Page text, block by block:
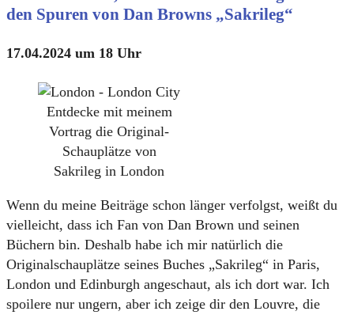
den Spuren von Dan Browns „Sakrileg“
17.04.2024 um 18 Uhr
Entdecke mit meinem
Vortrag die Original-
Schauplätze von
Sakrileg in London
Wenn du meine Beiträge schon länger verfolgst, weißt du
vielleicht, dass ich Fan von Dan Brown und seinen
Büchern bin. Deshalb habe ich mir natürlich die
Originalschauplätze seines Buches „Sakrileg“ in Paris,
London und Edinburgh angeschaut, als ich dort war. Ich
spoilere nur ungern, aber ich zeige dir den Louvre, die